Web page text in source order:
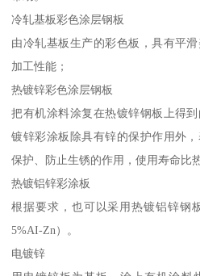
冷轧基板彩色涂层钢板
由冷轧基板生产的彩色板，具有平
加工性能；
热镀锌彩色涂层钢板
把有机涂料涂复在热镀锌钢板上得
镀锌彩涂板除具有锌的保护作用外
保护、防止生锈的作用，使用寿命比
热镀铝锌彩涂板
根据要求，也可以采用热镀铝锌钢
5%AI-Zn）。
电镀锌